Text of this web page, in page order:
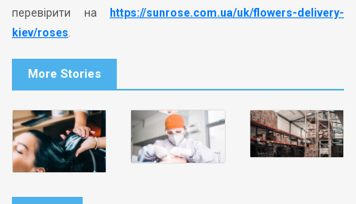
перевірити на
https://sunrose.com.ua/uk/flowers-delivery-
kiev/roses
More Stories